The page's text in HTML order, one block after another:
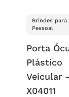
Brindes para
Pessoal
Porta
Plástico
Veicular
X04011